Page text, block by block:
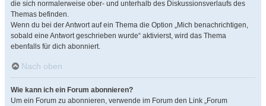
die sich normalerweise ober- und unterhalb des Diskussionsverlaufs des
Themas befinden.
Wenn du bei der Antwort auf ein Thema die Option „Mich benachrichtigen,
sobald eine Antwort geschrieben wurde“ aktivierst, wird das Thema
ebenfalls für dich abonniert.
Nach oben
Wie kann ich ein Forum abonnieren?
Um ein Forum zu abonnieren, verwende im Forum den Link „Forum